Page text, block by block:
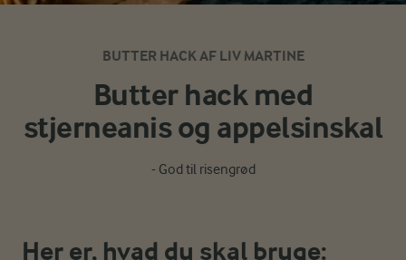
BUTTER HACK AF LIV MARTINE
Butter hack med
stjerneanis og appelsinskal
- God til risengrød
Her er, hvad du skal bruge: